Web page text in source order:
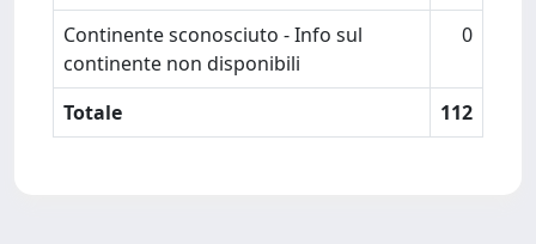
Continente sconosciuto - Info sul
continente non disponibili
0
Totale 112